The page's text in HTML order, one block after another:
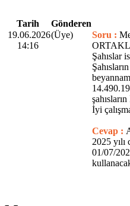
Tarih
Gönderen
19.06.2026
14:16
(Üye) Soru :
Şahıslar
İyi
Cevap :
2025
01/07/